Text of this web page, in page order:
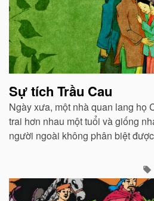
Sự tích Trầu Cau
Ngày xưa, một nhà quan lang họ
trai hơn nhau một tuổi và giống
người ngoài không phân biệt